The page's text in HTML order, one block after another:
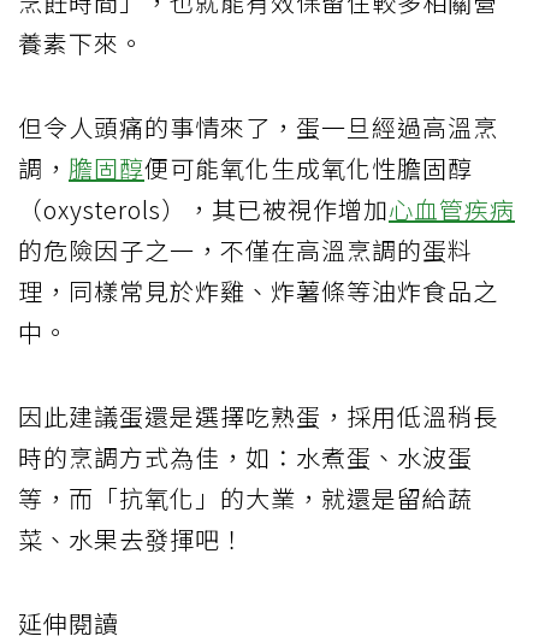
養素下來。
但令人頭痛的事情來了，蛋一旦經過高溫烹
調， 膽固醇便可能氧化生成氧化性膽固醇
（oxysterols），其已被視作增加心血管疾病
的危險因子之一，不僅在高溫烹調的蛋料
理，同樣常見於炸雞、炸薯條等油炸食品之
中。
因此建議蛋還是選擇吃熟蛋，採用低溫稍長
時的烹調方式為佳，如：水煮蛋、水波蛋
等，而「抗氧化」的大業，就還是留給蔬
菜、水果去發揮吧！
延伸閱讀